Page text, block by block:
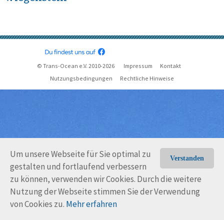
Verstanden
Um unsere Webseite für Sie optimal zu
gestalten und fortlaufend verbessern
zu können, verwenden wir Cookies. Durch die weitere
Nutzung der Webseite stimmen Sie der Verwendung
von Cookies zu. Mehr erfahren
© Trans-Ocean e.V. 2010-2026 Impressum
Kontakt
Nutzungsbedingungen
Rechtliche Hinweise